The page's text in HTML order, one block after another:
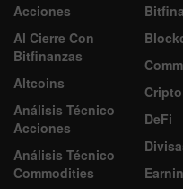
Acciones
Al Cierre Con
Bitfinanzas
Altcoins
Análisis Técnico
Acciones
Análisis Técnico
Commodities
Cripto
DeFi